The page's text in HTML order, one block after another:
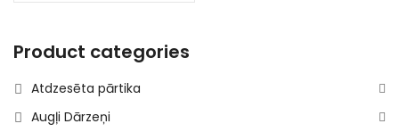
Product categories
Atdzesēta pārtika
Augļi Dārzeņi